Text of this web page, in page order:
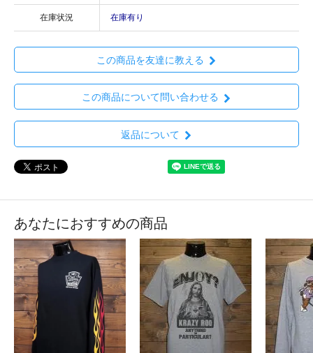
在庫状況 在庫有り
この商品を友達に教える
この商品について問い合わせる
返品について
あなたにおすすめの商品